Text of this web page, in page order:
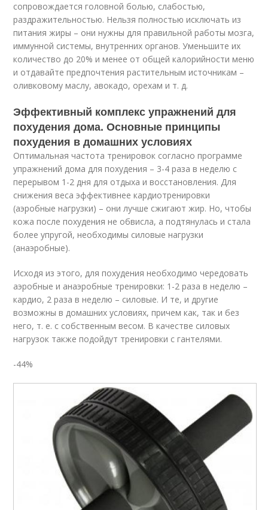
сопровождается головной болью, слабостью,
раздражительностью. Нельзя полностью исключать из
питания жиры – они нужны для правильной работы мозга,
иммунной системы, внутренних органов. Уменьшите их
количество до 20% и менее от общей калорийности меню
и отдавайте предпочтения растительным источникам –
оливковому маслу, авокадо, орехам и т. д.
Эффективный комплекс упражнений для
похудения дома. Основные принципы
похудения в домашних условиях
Оптимальная частота тренировок согласно программе
упражнений дома для похудения – 3-4 раза в неделю с
перерывом 1-2 дня для отдыха и восстановления. Для
снижения веса эффективнее кардиотренировки
(аэробные нагрузки) – они лучше сжигают жир. Но, чтобы
кожа после похудения не обвисла, а подтянулась и стала
более упругой, необходимы силовые нагрузки
(анаэробные).
Исходя из этого, для похудения необходимо чередовать
аэробные и анаэробные тренировки: 1-2 раза в неделю –
кардио, 2 раза в неделю – силовые. И те, и другие
возможны в домашних условиях, причем как, так и без
него, т. е. с собственным весом. В качестве силовых
нагрузок также подойдут тренировки с гантелями.
-44%